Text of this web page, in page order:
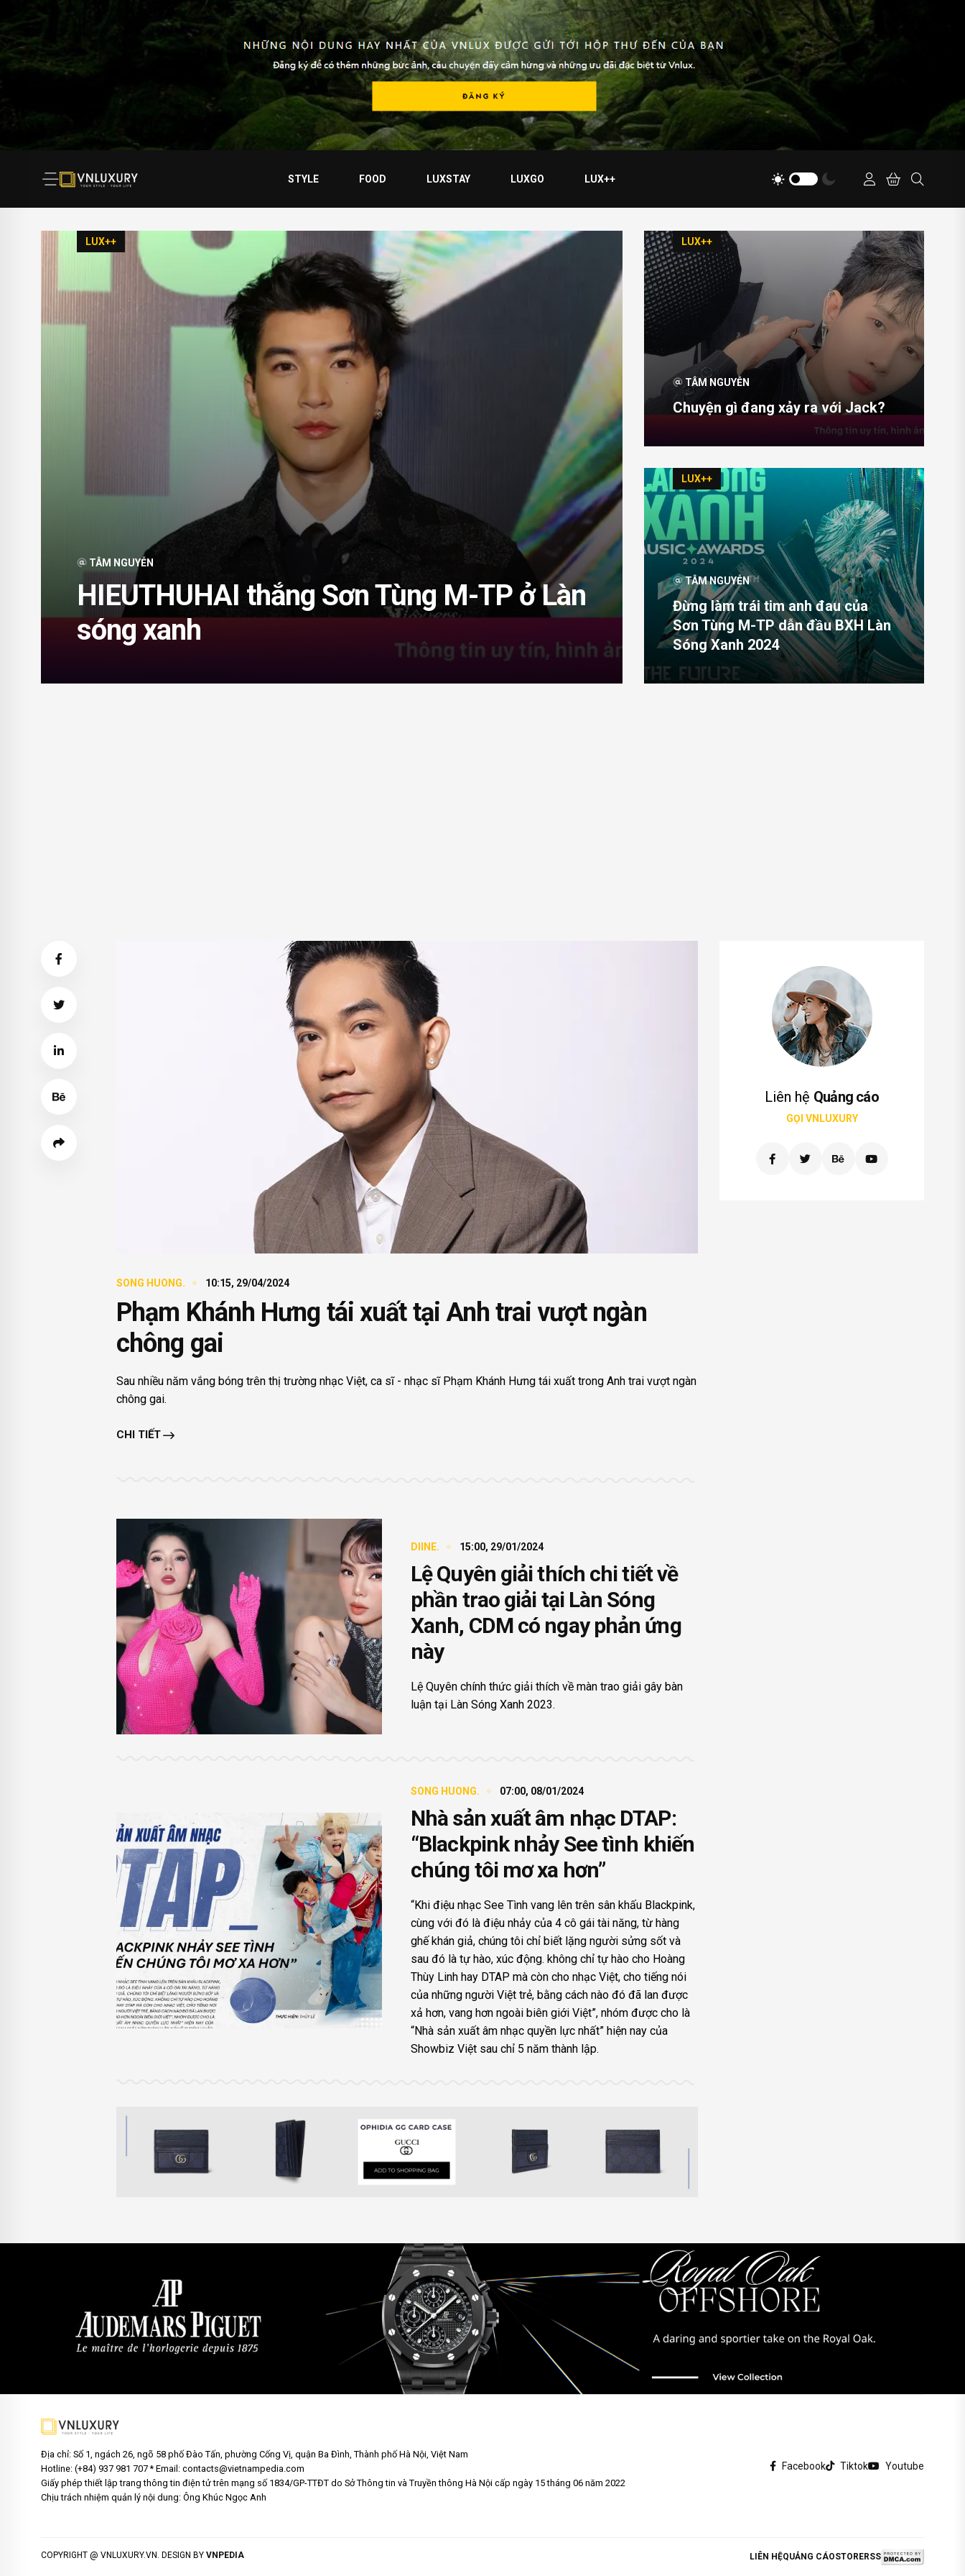
STYLE FOOD LUXSTAY LUXGO LUX++
LUX++
TÂM NGUYỄN
HIEUTHUHAI thắng Sơn Tùng M-TP ở Làn
sóng xanh
LUX++
TÂM NGUYỄN
Chuyện gì đang xảy ra với Jack?
LUX++
TÂM NGUYỄN
Đừng làm trái tim anh đau của
Sơn Tùng M-TP dẫn đầu BXH Làn
Sóng Xanh 2024
SONG HUONG. 10:15, 29/04/2024
Phạm Khánh Hưng tái xuất tại Anh trai vượt ngàn
chông gai
Sau nhiều năm vắng bóng trên thị trường nhạc Việt, ca sĩ - nhạc sĩ Phạm Khánh Hưng tái xuất trong Anh trai vượt ngàn
chông gai.
CHI TIẾT
DIINE. 15:00, 29/01/2024
Lệ Quyên giải thích chi tiết về
phần trao giải tại Làn Sóng
Xanh, CDM có ngay phản ứng
này
Lệ Quyên chính thức giải thích về màn trao giải gây bàn
luận tại Làn Sóng Xanh 2023.
SONG HUONG. 07:00, 08/01/2024
Nhà sản xuất âm nhạc DTAP:
“Blackpink nhảy See tình khiến
chúng tôi mơ xa hơn”
“Khi điệu nhạc See Tình vang lên trên sân khấu Blackpink,
cùng với đó là điệu nhảy của 4 cô gái tài năng, từ hàng
ghế khán giả, chúng tôi chỉ biết lặng người sửng sốt và
sau đó là tự hào, xúc động. không chỉ tự hào cho Hoàng
Thùy Linh hay DTAP mà còn cho nhạc Việt, cho tiếng nói
của những người Việt trẻ, bằng cách nào đó đã lan được
xả hơn, vang hơn ngoài biên giới Việt”, nhóm được cho là
“Nhà sản xuất âm nhạc quyền lực nhất” hiện nay của
Showbiz Việt sau chỉ 5 năm thành lập.
Liên hệ Quảng cáo
GỌI VNLUXURY
Địa chỉ: Số 1, ngách 26, ngõ 58 phố Đào Tấn, phường Cống Vị, quận Ba Đình, Thành phố Hà Nội, Việt Nam
Hotline: (+84) 937 981 707 * Email: contacts@vietnampedia.com
Giấy phép thiết lập trang thông tin điện tử trên mạng số 1834/GP-TTĐT do Sở Thông tin và Truyền thông Hà Nội cấp ngày 15 tháng 06 năm 2022
Chịu trách nhiệm quản lý nội dung: Ông Khúc Ngọc Anh
Facebook Tiktok Youtube
COPYRIGHT @ VNLUXURY.VN. DESIGN BY VNPEDIA LIÊN HỆQUẢNG CÁOSTORERSS